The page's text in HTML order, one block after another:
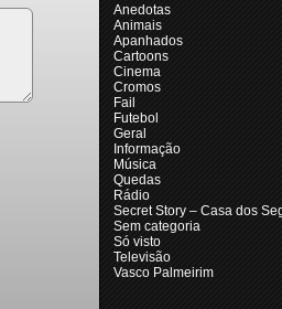
Anedotas
Animais
Apanhados
Cartoons
Cinema
Cromos
Fail
Futebol
Geral
Informação
Música
Quedas
Rádio
Secret Story – Casa dos
Sem categoria
Só visto
Televisão
Vasco Palmeirim